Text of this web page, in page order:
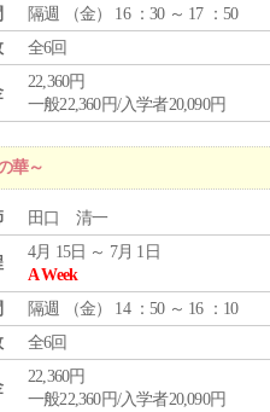
隔週 （金） 16 ：30 ～ 17 ：50
全6回
22,360円
一般22,360円/入学者20,090円
華～
田口 清一
4月 15日 ～ 7月 1日
A Week
隔週 （金） 14 ：50 ～ 16 ：10
全6回
22,360円
一般22,360円/入学者20,090円